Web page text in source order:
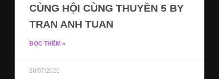
CÙNG HỘI CÙNG THUYỀN 5 BY
TRAN ANH TUAN
ĐỌC THÊM »
30/07/2026